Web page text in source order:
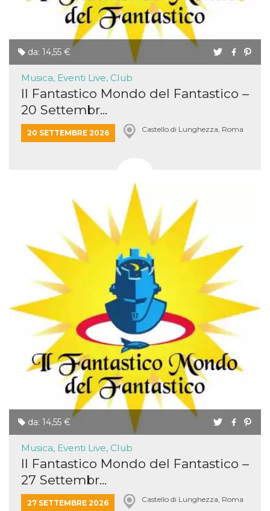
da: 14,55 €
Musica, Eventi Live, Club
Il Fantastico Mondo del Fantastico –
20 Settembr...
20 SETTEMBRE 2026 Castello di Lunghezza, Roma
da: 14,55 €
Musica, Eventi Live, Club
Il Fantastico Mondo del Fantastico –
27 Settembr...
27 SETTEMBRE 2026 Castello di Lunghezza, Roma